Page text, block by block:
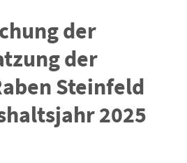
der
der
Steinfeld
2025